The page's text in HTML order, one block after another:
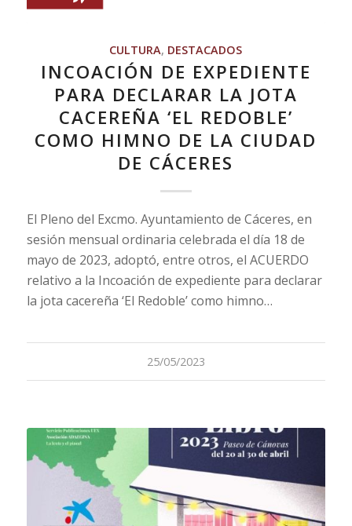
CULTURA, DESTACADOS
INCOACIÓN DE EXPEDIENTE
PARA DECLARAR LA JOTA
CACEREÑA ‘EL REDOBLE’
COMO HIMNO DE LA CIUDAD
DE CÁCERES
El Pleno del Excmo. Ayuntamiento de Cáceres, en
sesión mensual ordinaria celebrada el día 18 de
mayo de 2023, adoptó, entre otros, el ACUERDO
relativo a la Incoación de expediente para declarar
la jota cacereña ‘El Redoble’ como himno…
25/05/2023